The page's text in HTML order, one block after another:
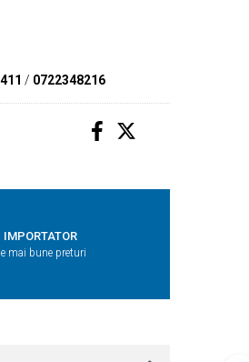
/ 0722348216
IMPORTATOR
mai bune preturi